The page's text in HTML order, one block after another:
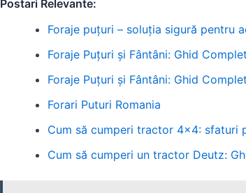
Postari Relevante:
Foraje puțuri – soluția sigură pentru
Foraje Puțuri și Fântâni: Ghid
Foraje Puțuri și Fântâni: Ghid
Forari Puturi Romania
Cum să cumperi tractor 4x4: sfaturi
Cum să cumperi un tractor Deutz: